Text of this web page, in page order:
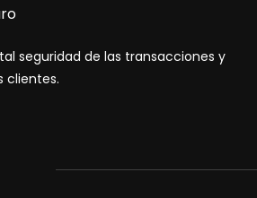
seguridad de las transacciones y
clientes.